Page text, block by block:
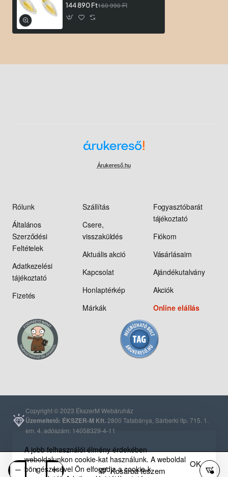
A jobb felhasználói élmény érdekében
weboldalunkon cookie-kat használunk. A weboldal
böngészésével Ön elfogadja a cookie-k
OK
Kosárba teszem
144 890 Ft160 990 Ft
Árukereső.hu
Rólunk
Általános
Szerződési
Feltételek
Adatkezelési
tájékoztató
Fizetés
Szállítás
Csere,
visszaküldés
Aktuális akció
Kapcsolat
Honlaptérkép
Márkák
Fogyasztóbarát
tájékoztató
Fiókom
Vásárlásaim
Ajándékutalvány
Akciók
Online elállás
Copyright © 2023 ÉkszerM Webáruház
Üzemeltető: ÉKSZER-M Kft. 2800 Tatabánya, Sárberki ltp. 715. 1.
em. 4. adószám: 14058329-4-11